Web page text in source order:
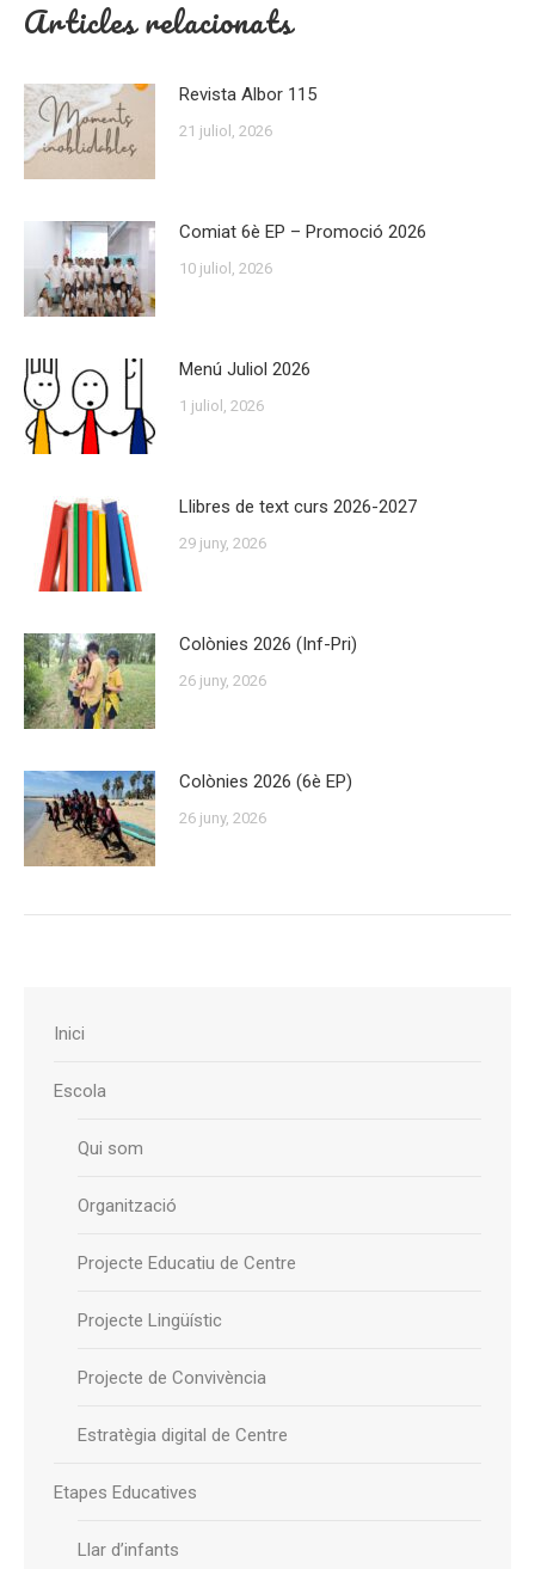
Articles relacionats
Revista Albor 115
21 juliol, 2026
Comiat 6è EP – Promoció 2026
10 juliol, 2026
Menú Juliol 2026
1 juliol, 2026
Llibres de text curs 2026-2027
29 juny, 2026
Colònies 2026 (Inf-Pri)
26 juny, 2026
Colònies 2026 (6è EP)
26 juny, 2026
Inici
Escola
Qui som
Organització
Projecte Educatiu de Centre
Projecte Lingüístic
Projecte de Convivència
Estratègia digital de Centre
Etapes Educatives
Llar d’infants